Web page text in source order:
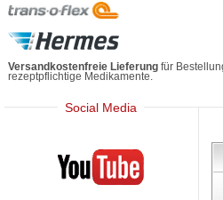
Versandkostenfreie Lieferung für
rezeptpflichtige Medikamente.
Social Media
Mediherz